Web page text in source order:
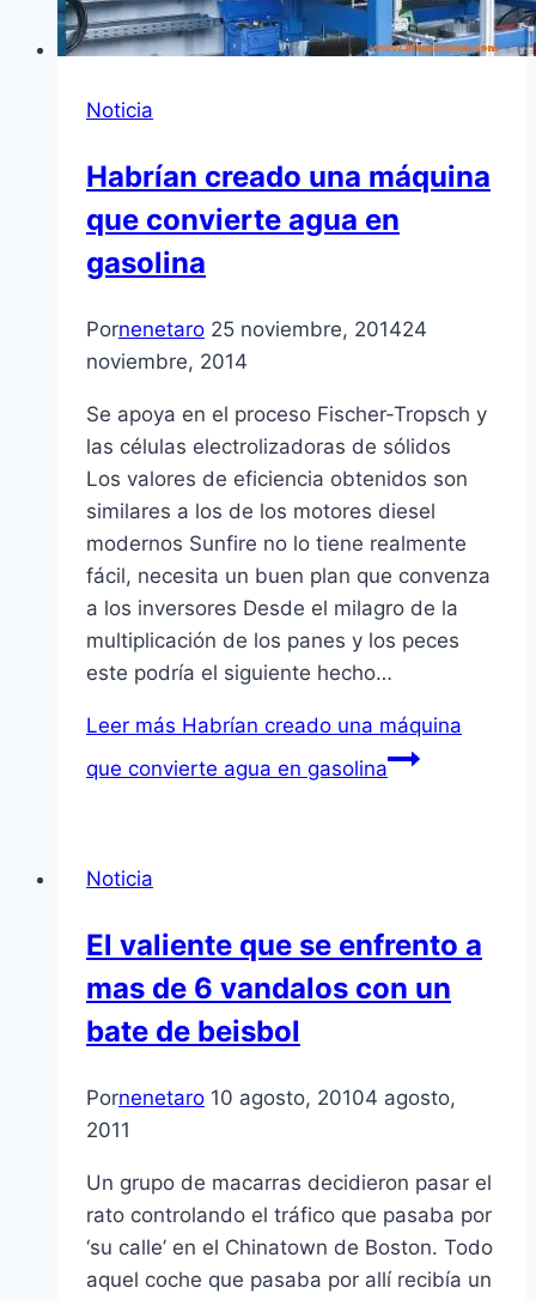
Noticia
Habrían creado una máquina
que convierte agua en
gasolina
Pornenetaro 25 noviembre, 201424
noviembre, 2014
Se apoya en el proceso Fischer-Tropsch y
las células electrolizadoras de sólidos
Los valores de eficiencia obtenidos son
similares a los de los motores diesel
modernos Sunfire no lo tiene realmente
fácil, necesita un buen plan que convenza
a los inversores Desde el milagro de la
multiplicación de los panes y los peces
este podría el siguiente hecho…
Leer más Habrían creado una máquina
que convierte agua en gasolina
Noticia
El valiente que se enfrento a
mas de 6 vandalos con un
bate de beisbol
Pornenetaro 10 agosto, 20104 agosto,
2011
Un grupo de macarras decidieron pasar el
rato controlando el tráfico que pasaba por
‘su calle’ en el Chinatown de Boston. Todo
aquel coche que pasaba por allí­ recibí­a un